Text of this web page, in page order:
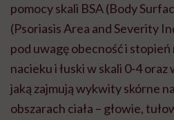
pomocy skali BSA (Body
(Psoriasis Area and Severity
pod uwagę obecność i
nacieku i łuski w skali 0-4
jaką zajmują wykwity skórne
obszarach ciała – głowie,